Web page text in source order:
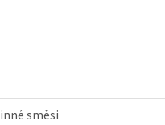
směsi